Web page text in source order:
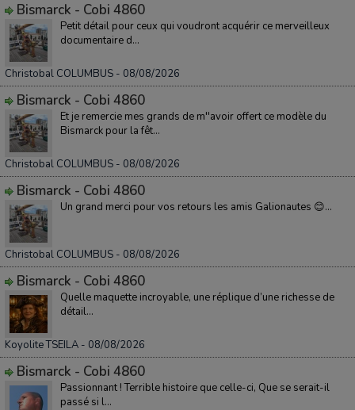
Bismarck - Cobi 4860
Petit détail pour ceux qui voudront acquérir ce merveilleux
documentaire d...
Christobal COLUMBUS - 08/08/2026
Bismarck - Cobi 4860
Et je remercie mes grands de m''avoir offert ce modèle du
Bismarck pour la fêt...
Christobal COLUMBUS - 08/08/2026
Bismarck - Cobi 4860
Un grand merci pour vos retours les amis Galionautes 😊...
Christobal COLUMBUS - 08/08/2026
Bismarck - Cobi 4860
Quelle maquette incroyable, une réplique d’une richesse de
détail...
Koyolite TSEILA - 08/08/2026
Bismarck - Cobi 4860
Passionnant ! Terrible histoire que celle-ci, Que se serait-il
passé si l...